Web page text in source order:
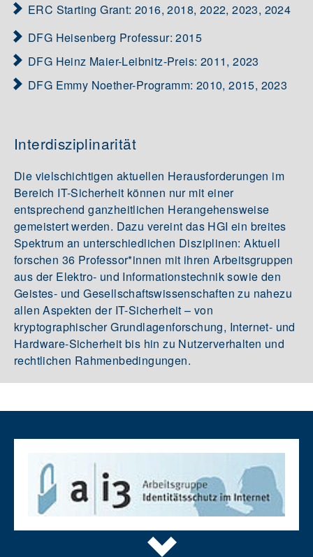
ERC Starting Grant: 2016, 2018, 2022, 2023, 2024
DFG Heisenberg Professur: 2015
DFG Heinz Maier-Leibnitz-Preis: 2011, 2023
DFG Emmy Noether-Programm: 2010, 2015, 2023
Interdisziplinarität
Die vielschichtigen aktuellen Herausforderungen im
Bereich IT-Sicherheit können nur mit einer
entsprechend ganzheitlichen Herangehensweise
gemeistert werden. Dazu vereint das HGI ein breites
Spektrum an unterschiedlichen Disziplinen: Aktuell
forschen 36 Professor*innen mit ihren Arbeitsgruppen
aus der Elektro- und Informationstechnik sowie den
Geistes- und Gesellschaftswissenschaften zu nahezu
allen Aspekten der IT-Sicherheit – von
kryptographischer Grundlagenforschung, Internet- und
Hardware-Sicherheit bis hin zu Nutzerverhalten und
rechtlichen Rahmenbedingungen.